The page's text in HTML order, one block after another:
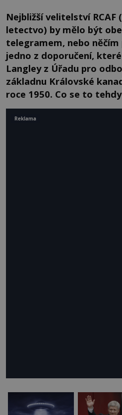
Nejbližší velitelství
letectvo) by mělo být
telegramem, nebo něčím
jedno z doporučení, které
Langley z Úřadu pro
základnu Královské
roce 1950. Co se to
Reklama